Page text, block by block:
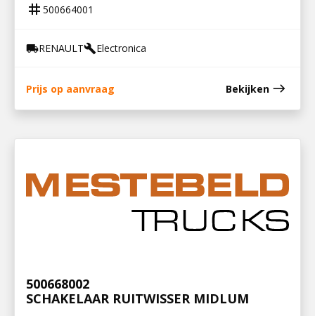
tag 500664001
local_shippingRENAULTbuildElectronica
Prijs op aanvraag Bekijken east
500668002
SCHAKELAAR RUITWISSER MIDLUM